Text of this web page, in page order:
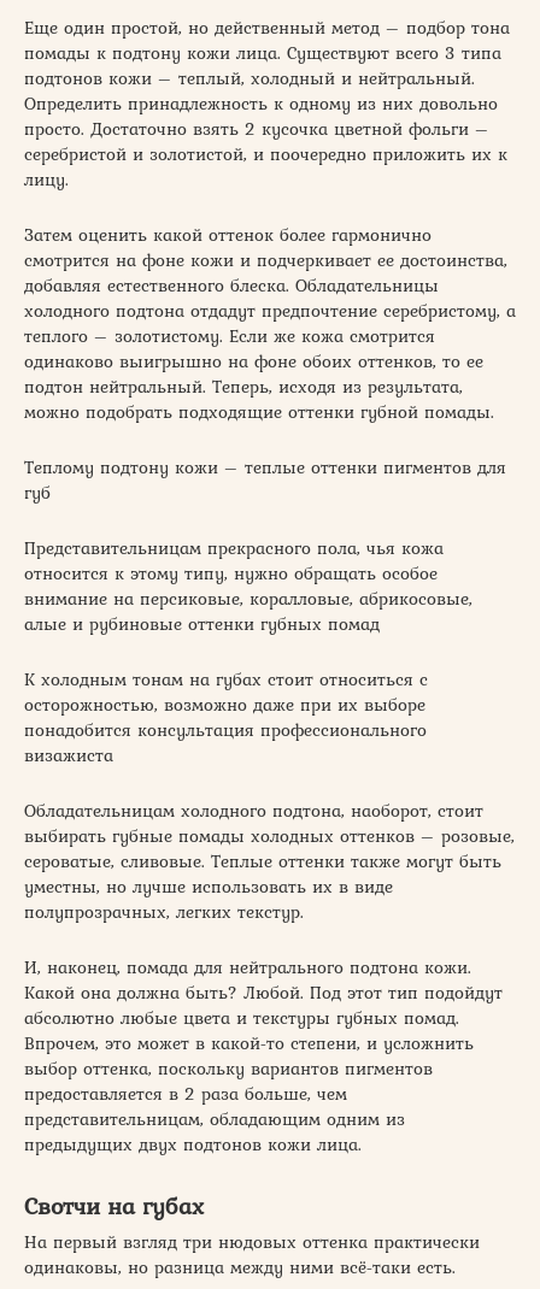
Еще один простой, но действенный метод – подбор тона
помады к подтону кожи лица. Существуют всего 3 типа
подтонов кожи – теплый, холодный и нейтральный.
Определить принадлежность к одному из них довольно
просто. Достаточно взять 2 кусочка цветной фольги –
серебристой и золотистой, и поочередно приложить их к
лицу.
Затем оценить какой оттенок более гармонично
смотрится на фоне кожи и подчеркивает ее достоинства,
добавляя естественного блеска. Обладательницы
холодного подтона отдадут предпочтение серебристому, а
теплого – золотистому. Если же кожа смотрится
одинаково выигрышно на фоне обоих оттенков, то ее
подтон нейтральный. Теперь, исходя из результата,
можно подобрать подходящие оттенки губной помады.
Теплому подтону кожи – теплые оттенки пигментов для
губ
Представительницам прекрасного пола, чья кожа
относится к этому типу, нужно обращать особое
внимание на персиковые, коралловые, абрикосовые,
алые и рубиновые оттенки губных помад
К холодным тонам на губах стоит относиться с
осторожностью, возможно даже при их выборе
понадобится консультация профессионального
визажиста
Обладательницам холодного подтона, наоборот, стоит
выбирать губные помады холодных оттенков – розовые,
сероватые, сливовые. Теплые оттенки также могут быть
уместны, но лучше использовать их в виде
полупрозрачных, легких текстур.
И, наконец, помада для нейтрального подтона кожи.
Какой она должна быть? Любой. Под этот тип подойдут
абсолютно любые цвета и текстуры губных помад.
Впрочем, это может в какой-то степени, и усложнить
выбор оттенка, поскольку вариантов пигментов
предоставляется в 2 раза больше, чем
представительницам, обладающим одним из
предыдущих двух подтонов кожи лица.
Свотчи на губах
На первый взгляд три нюдовых оттенка практически
одинаковы, но разница между ними всё-таки есть.